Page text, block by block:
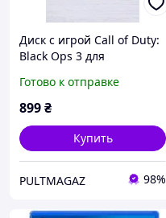
Диск с игрой Call of Duty:
Black Ops 3 для
Готово к отправке
899₴
Купить
PULTMAGAZ 98%